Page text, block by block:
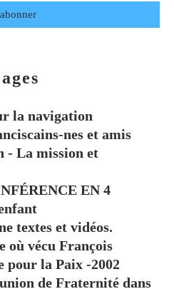
la navigation
nes et amis
- La mission et
EN 4
textes et vidéos.
où vécu François
pour la Paix -2002
de Fraternité dans